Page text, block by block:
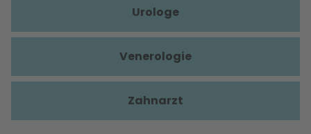
Urologe
Venerologie
Zahnarzt